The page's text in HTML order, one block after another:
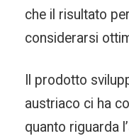
che il risultato
considerarsi
Il prodotto
austriaco ci ha
quanto riguarda